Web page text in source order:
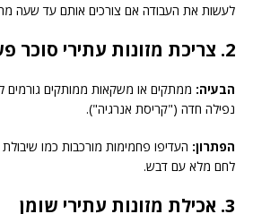
לעשות את העבודה אם צורכים אותם עד שעה
2. צריכת מזונות עתירי סוכר פשוט
הבעיה: ממתקים או משקאות ממותקים גורמים
נפילה חדה ("קריסת אנרגיה").
הפתרון: העדיפו פחמימות מורכבות כמו
לחם מלא עם דבש.
3. אכילת מזונות עתירי שומן